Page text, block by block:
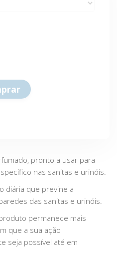
pronto a usar para
nas sanitas e urinóis.
diária que previne a
das sanitas e urinóis.
permanece mais
que a sua ação
seja possível até em